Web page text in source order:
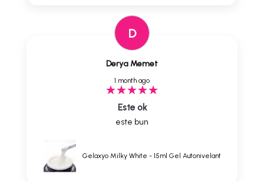
D
Derya Memet
1 month ago
Este ok
este bun
Gelaxyo Milky White - 15ml Gel Autonivelant